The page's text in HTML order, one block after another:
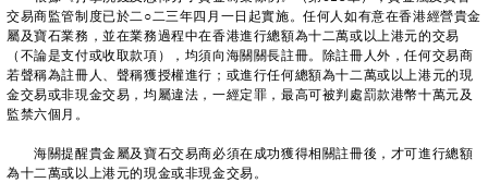
交易商監管制度已於二○二三年四月一日起實施。任何人如有意在香港經營貴金
屬及寶石業務，並在業務過程中在香港進行總額為十二萬或以上港元的交易
（不論是支付或收取款項），均須向海關關長註冊。除註冊人外，任何交易商
若聲稱為註冊人、聲稱獲授權進行；或進行任何總額為十二萬或以上港元的現
金交易或非現金交易，均屬違法，一經定罪，最高可被判處罰款港幣十萬元及
監禁六個月。
海關提醒貴金屬及寶石交易商必須在成功獲得相關註冊後，才可進行總額
為十二萬或以上港元的現金或非現金交易。